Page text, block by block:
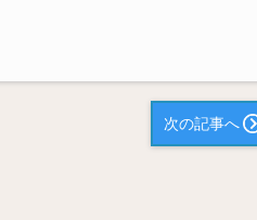
次の記事へ